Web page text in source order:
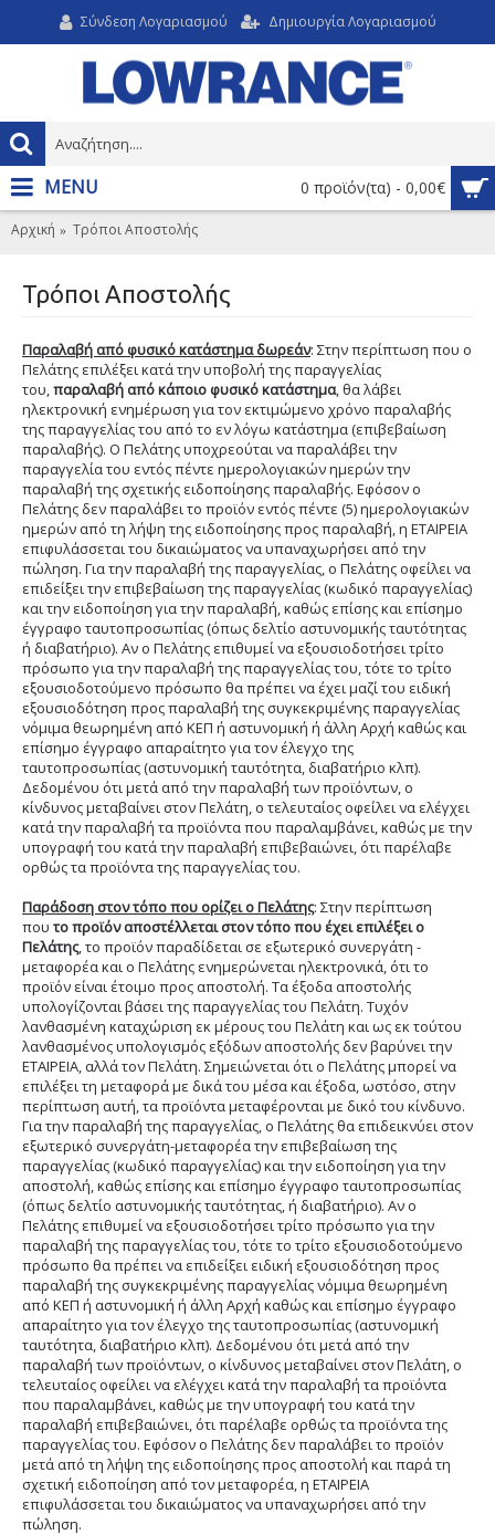
Σύνδεση Λογαριασμού Δημιουργία Λογαριασμού
0 προϊόν(τα) - 0,00€
MENU
Αρχική Τρόποι Αποστολής
Τρόποι Αποστολής
Παραλαβή από φυσικό κατάστημα δωρεάν: Στην περίπτωση που ο
Πελάτης επιλέξει κατά την υποβολή της παραγγελίας
του,παραλαβή από κάποιο φυσικό κατάστημα, θα λάβει
ηλεκτρονική ενημέρωση για τον εκτιμώμενο χρόνο παραλαβής
της παραγγελίας του από το εν λόγω κατάστημα (επιβεβαίωση
παραλαβής). Ο Πελάτης υποχρεούται να παραλάβει την
παραγγελία του εντός πέντε ημερολογιακών ημερών την
παραλαβή της σχετικής ειδοποίησης παραλαβής. Εφόσον ο
Πελάτης δεν παραλάβει το προϊόν εντός πέντε (5) ημερολογιακών
ημερών από τη λήψη της ειδοποίησης προς παραλαβή, η ΕΤΑΙΡΕΙΑ
επιφυλάσσεται του δικαιώματος να υπαναχωρήσει από την
πώληση. Για την παραλαβή της παραγγελίας, ο Πελάτης οφείλει να
επιδείξει την επιβεβαίωση της παραγγελίας (κωδικό παραγγελίας)
και την ειδοποίηση για την παραλαβή, καθώς επίσης και επίσημο
έγγραφο ταυτοπροσωπίας (όπως δελτίο αστυνομικής ταυτότητας
ή διαβατήριο). Αν ο Πελάτης επιθυμεί να εξουσιοδοτήσει τρίτο
πρόσωπο για την παραλαβή της παραγγελίας του, τότε το τρίτο
εξουσιοδοτούμενο πρόσωπο θα πρέπει να έχει μαζί του ειδική
εξουσιοδότηση προς παραλαβή της συγκεκριμένης παραγγελίας
νόμιμα θεωρημένη από ΚΕΠ ή αστυνομική ή άλλη Αρχή καθώς και
επίσημο έγγραφο απαραίτητο για τον έλεγχο της
ταυτοπροσωπίας (αστυνομική ταυτότητα, διαβατήριο κλπ).
Δεδομένου ότι μετά από την παραλαβή των προϊόντων, ο
κίνδυνος μεταβαίνει στον Πελάτη, ο τελευταίος οφείλει να ελέγχει
κατά την παραλαβή τα προϊόντα που παραλαμβάνει, καθώς με την
υπογραφή του κατά την παραλαβή επιβεβαιώνει, ότι παρέλαβε
ορθώς τα προϊόντα της παραγγελίας του.
Παράδοση στον τόπο που ορίζει ο Πελάτης: Στην περίπτωση
που το προϊόν αποστέλλεται στον τόπο που έχει επιλέξει ο
Πελάτης, το προϊόν παραδίδεται σε εξωτερικό συνεργάτη -
μεταφορέα και ο Πελάτης ενημερώνεται ηλεκτρονικά, ότι το
προϊόν είναι έτοιμο προς αποστολή. Τα έξοδα αποστολής
υπολογίζονται βάσει της παραγγελίας του Πελάτη. Τυχόν
λανθασμένη καταχώριση εκ μέρους του Πελάτη και ως εκ τούτου
λανθασμένος υπολογισμός εξόδων αποστολής δεν βαρύνει την
ΕΤΑΙΡΕΙΑ, αλλά τον Πελάτη. Σημειώνεται ότι ο Πελάτης μπορεί να
επιλέξει τη μεταφορά με δικά του μέσα και έξοδα, ωστόσο, στην
περίπτωση αυτή, τα προϊόντα μεταφέρονται με δικό του κίνδυνο.
Για την παραλαβή της παραγγελίας, ο Πελάτης θα επιδεικνύει στον
εξωτερικό συνεργάτη-μεταφορέα την επιβεβαίωση της
παραγγελίας (κωδικό παραγγελίας) και την ειδοποίηση για την
αποστολή, καθώς επίσης και επίσημο έγγραφο ταυτοπροσωπίας
(όπως δελτίο αστυνομικής ταυτότητας, ή διαβατήριο). Αν ο
Πελάτης επιθυμεί να εξουσιοδοτήσει τρίτο πρόσωπο για την
παραλαβή της παραγγελίας του, τότε το τρίτο εξουσιοδοτούμενο
πρόσωπο θα πρέπει να επιδείξει ειδική εξουσιοδότηση προς
παραλαβή της συγκεκριμένης παραγγελίας νόμιμα θεωρημένη
από ΚΕΠ ή αστυνομική ή άλλη Αρχή καθώς και επίσημο έγγραφο
απαραίτητο για τον έλεγχο της ταυτοπροσωπίας (αστυνομική
ταυτότητα, διαβατήριο κλπ). Δεδομένου ότι μετά από την
παραλαβή των προϊόντων, ο κίνδυνος μεταβαίνει στον Πελάτη, ο
τελευταίος οφείλει να ελέγχει κατά την παραλαβή τα προϊόντα
που παραλαμβάνει, καθώς με την υπογραφή του κατά την
παραλαβή επιβεβαιώνει, ότι παρέλαβε ορθώς τα προϊόντα της
παραγγελίας του. Εφόσον ο Πελάτης δεν παραλάβει το προϊόν
μετά από τη λήψη της ειδοποίησης προς αποστολή και παρά τη
σχετική ειδοποίηση από τον μεταφορέα, η ΕΤΑΙΡΕΙΑ
επιφυλάσσεται του δικαιώματος να υπαναχωρήσει από την
πώληση.